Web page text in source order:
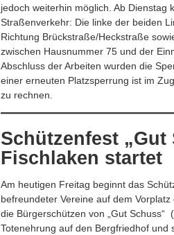
jedoch weiterhin möglich. Ab Dienstag
Straßenverkehr: Die linke der beiden
Richtung Brückstraße/Heckstraße
zwischen Hausnummer 75 und der
Abschluss der Arbeiten wurden die
einer erneuten Platzsperrung ist im
zu rechnen.
Schützenfest „Gut
Fischlaken startet
Am heutigen Freitag beginnt das
befreundeter Vereine auf dem
die Bürgerschützen von „Gut Schuss“
Totenehrung auf den Bergfriedhof und